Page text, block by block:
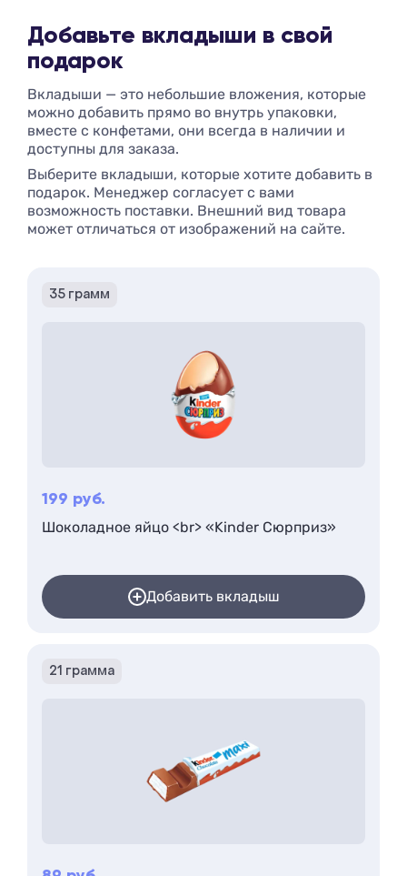
Добавьте вкладыши в свой
подарок
Вкладыши — это небольшие вложения, которые
можно добавить прямо во внутрь упаковки,
вместе с конфетами, они всегда в наличии и
доступны для заказа.
Выберите вкладыши, которые хотите добавить в
подарок. Менеджер согласует с вами
возможность поставки. Внешний вид товара
может отличаться от изображений на сайте.
35 грамм
199 руб.
Шоколадное яйцо <br> «Kinder Сюрприз»
Добавить вкладыш
21 грамма